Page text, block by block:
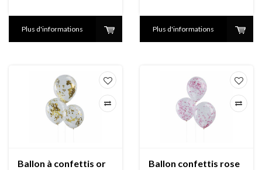
Plus d'informations Plus d'informations
Ballon à confettis or
Ballon confettis rose